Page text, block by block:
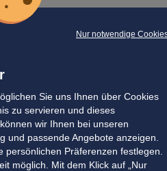
Nur notwendige
Sie uns Ihnen über Cookies
zu servieren und dieses
wir Ihnen bei unseren
und passende Angebote anzeigen.
persönlichen Präferenzen festlegen.
möglich. Mit dem Klick auf „Nur